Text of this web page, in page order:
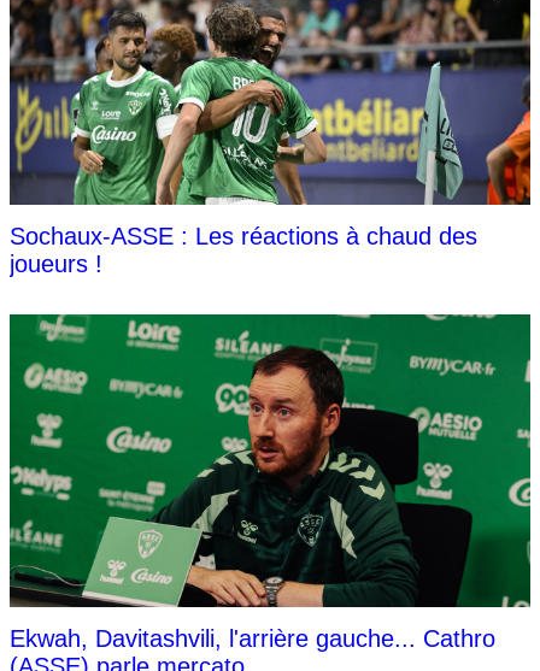
Sochaux-ASSE : Les réactions à chaud des
joueurs !
Ekwah, Davitashvili, l'arrière gauche... Cathro